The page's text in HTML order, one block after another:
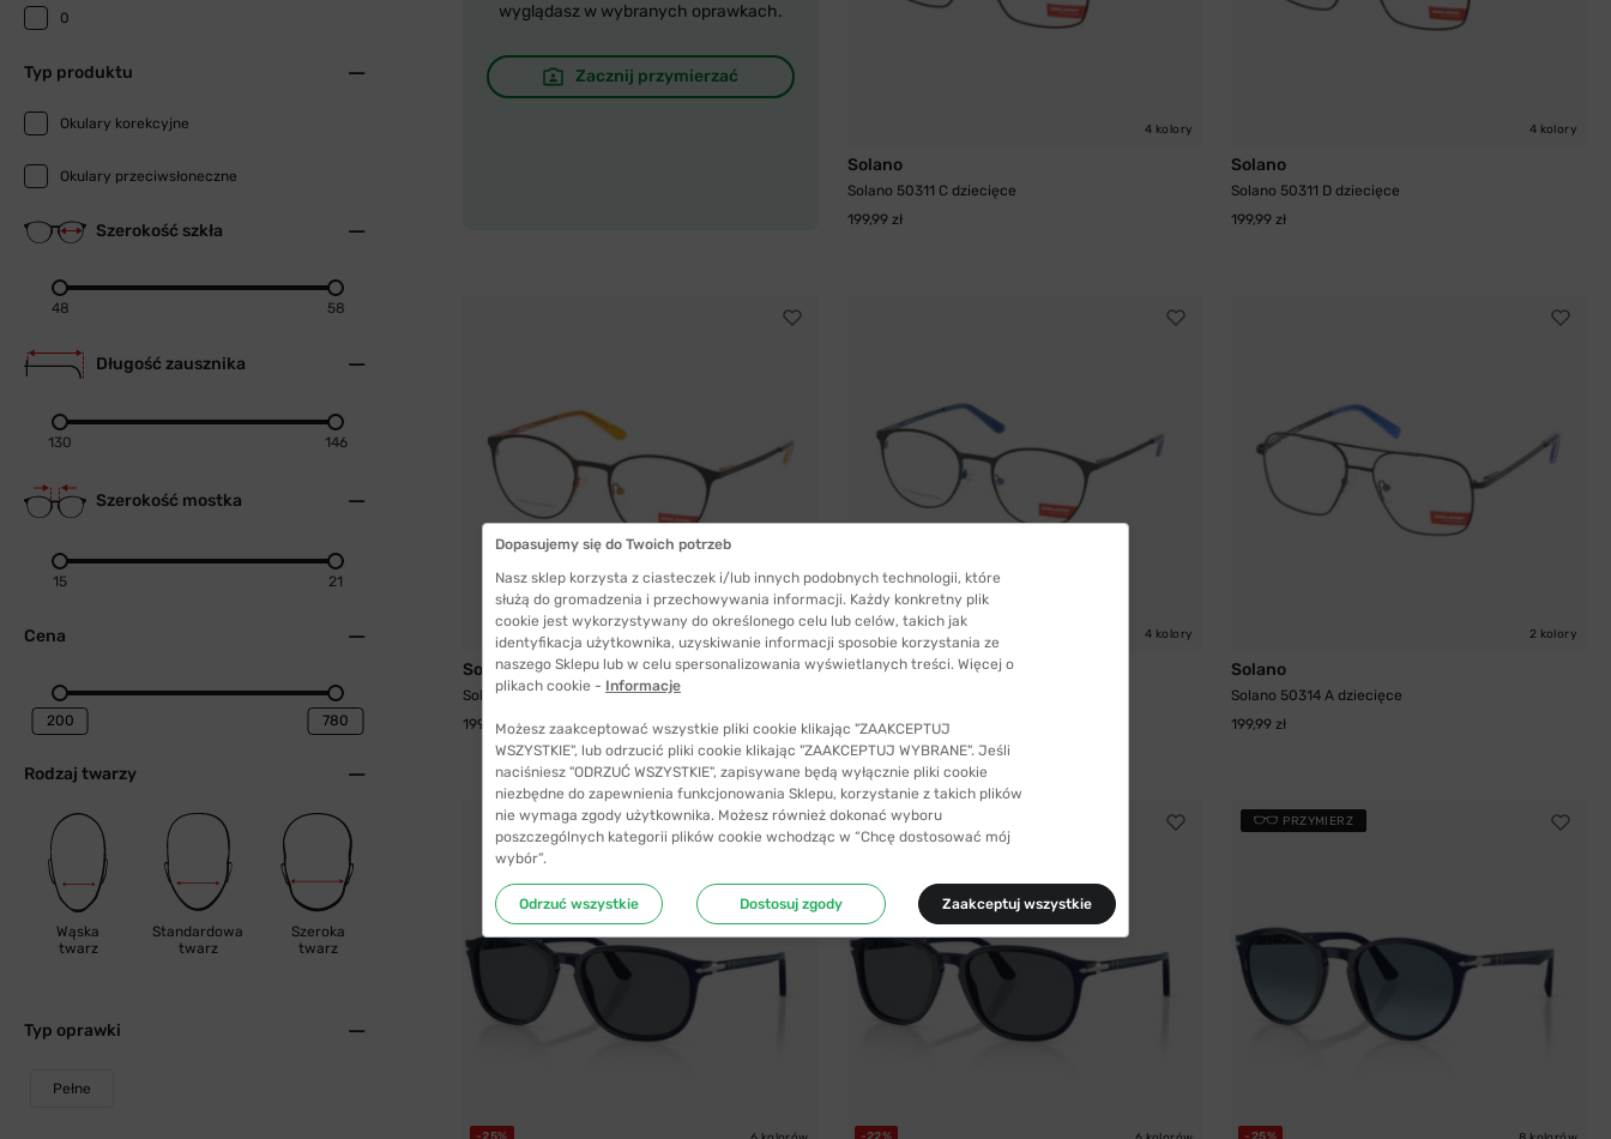
0
Typ produktu
Okulary korekcyjne
Okulary przeciwsłoneczne
Szerokość szkła
48 58
Długość zausznika
130 146
Szerokość mostka
15 21
Cena
Rodzaj twarzy
Wąska
twarz
Standardowa
twarz
Szeroka
twarz
Typ oprawki
Pełne
wyglądasz w wybranych oprawkach.
Zacznij przymierzać
4 kolory
Solano
Solano 50311 C dziecięce
199,99 zł
4 kolory
Solano
Solano 50311 D dziecięce
199,99 zł
4 kolory
Solano
Solano 50312 C dziecięce
199,99 zł
4 kolory
Solano
199,99 zł
2 kolory
Solano
Solano 50314 A dziecięce
199,99 zł
PRZYMIERZ
Dopasujemy się do Twoich potrzeb
Nasz sklep korzysta z ciasteczek i/lub innych podobnych technologii, które
służą do gromadzenia i przechowywania informacji. Każdy konkretny plik
cookie jest wykorzystywany do określonego celu lub celów, takich jak
identyfikacja użytkownika, uzyskiwanie informacji sposobie korzystania ze
naszego Sklepu lub w celu spersonalizowania wyświetlanych treści. Więcej o
plikach cookie - Informacje
Możesz zaakceptować wszystkie pliki cookie klikając "ZAAKCEPTUJ
WSZYSTKIE", lub odrzucić pliki cookie klikając "ZAAKCEPTUJ WYBRANE". Jeśli
naciśniesz "ODRZUĆ WSZYSTKIE", zapisywane będą wyłącznie pliki cookie
niezbędne do zapewnienia funkcjonowania Sklepu, korzystanie z takich plików
nie wymaga zgody użytkownika. Możesz również dokonać wyboru
poszczególnych kategorii plików cookie wchodząc w “Chcę dostosować mój
wybór”.
Odrzuć wszystkie Dostosuj zgody Zaakceptuj wszystkie